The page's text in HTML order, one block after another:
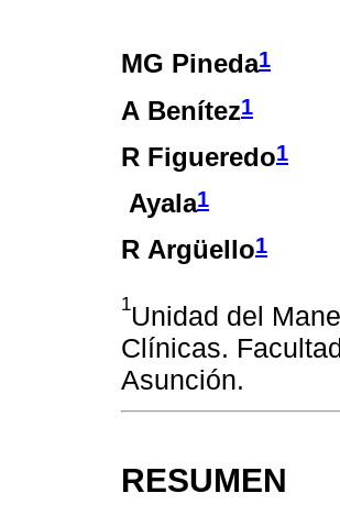
MG Pineda1
A Benítez1
R Figueredo1
Ayala1
R Argüello1
1Unidad del
Clínicas.
Asunción.
RESUMEN